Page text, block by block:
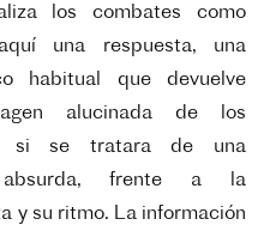
los combates como
una respuesta, una
habitual que devuelve
alucinada de los
si se tratara de una
absurda, frente a la
y su ritmo. La información